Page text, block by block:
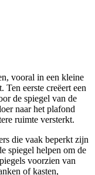
vooral in een kleine
eerste creëert een
de spiegel van de
naar het plafond
ruimte versterkt.
die vaak beperkt zijn
spiegel helpen om de
voorzien van
of kasten,